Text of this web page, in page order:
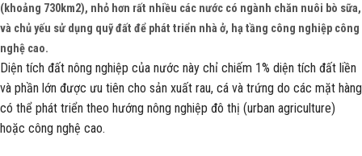
(khoảng 730km2), nhỏ hơn rất nhiều các nước có ngành chăn nuôi bò sữa,
và chủ yếu sử dụng quỹ đất để phát triển nhà ở, hạ tầng công nghiệp công
nghệ cao.
Diện tích đất nông nghiệp của nước này chỉ chiếm 1% diện tích đất liền
và phần lớn được ưu tiên cho sản xuất rau, cá và trứng do các mặt hàng
có thể phát triển theo hướng nông nghiệp đô thị (urban agriculture)
hoặc công nghệ cao.